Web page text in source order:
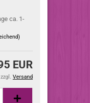
ca. 1-
EUR
Versand